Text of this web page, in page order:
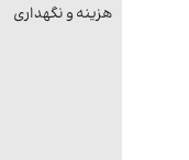
هزینه و نگهداری